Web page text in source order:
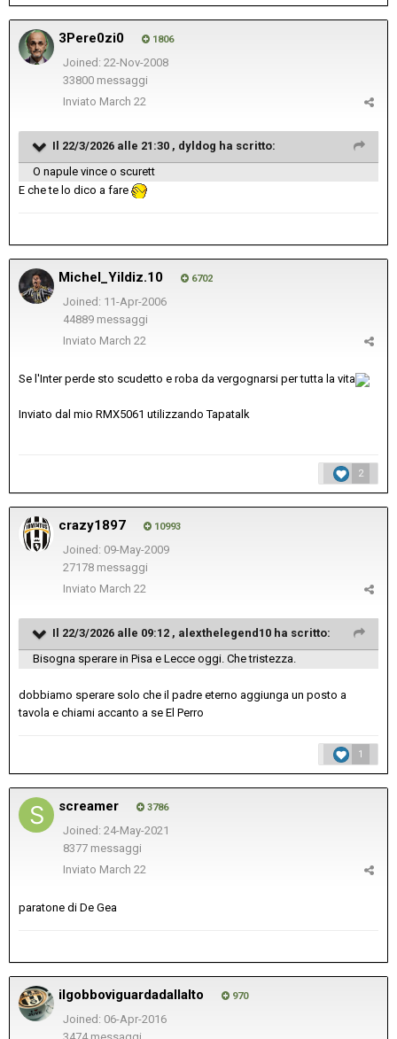
3Pere0zi0 1806
Joined: 22-Nov-2008
33800 messaggi
Inviato March 22
Il 22/3/2026 alle 21:30 , dyldog ha scritto:
O napule vince o scurett
E che te lo dico a fare
Michel_Yildiz.10 6702
Joined: 11-Apr-2006
44889 messaggi
Inviato March 22
Se l'Inter perde sto scudetto e roba da vergognarsi per tutta la vita
Inviato dal mio RMX5061 utilizzando Tapatalk
2
crazy1897 10993
Joined: 09-May-2009
27178 messaggi
Inviato March 22
Il 22/3/2026 alle 09:12 , alexthelegend10 ha scritto:
Bisogna sperare in Pisa e Lecce oggi. Che tristezza.
dobbiamo sperare solo che il padre eterno aggiunga un posto a
tavola e chiami accanto a se El Perro
1
screamer 3786
Joined: 24-May-2021
8377 messaggi
Inviato March 22
paratone di De Gea
ilgobboviguardadallalto 970
Joined: 06-Apr-2016